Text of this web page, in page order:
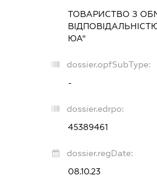
ТОВАРИСТВО З
ЮА"
dossier.opfSubType:
-
dossier.edrpo:
45389461
dossier.regDate:
08.10.23